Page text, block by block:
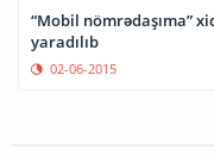
“Mobil nömrədaşıma”
yaradılıb
02-06-2015